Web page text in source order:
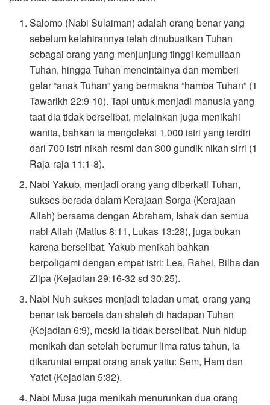
Salomo (Nabi Sulaiman) adalah orang benar yang
sebelum kelahirannya telah dinubuatkan Tuhan
sebagai orang yang menjunjung tinggi kemuliaan
Tuhan, hingga Tuhan mencintainya dan memberi
gelar “anak Tuhan” yang bermakna “hamba Tuhan” (1
Tawarikh 22:9-10). Tapi untuk menjadi manusia yang
taat dia tidak berselibat, melainkan juga menikahi
wanita, bahkan ia mengoleksi 1.000 istri yang terdiri
dari 700 istri nikah resmi dan 300 gundik nikah sirri (1
Raja-raja 11:1-8).
Nabi Yakub, menjadi orang yang diberkati Tuhan,
sukses berada dalam Kerajaan Sorga (Kerajaan
Allah) bersama dengan Abraham, Ishak dan semua
nabi Allah (Matius 8:11, Lukas 13:28), juga bukan
karena berselibat. Yakub menikah bahkan
berpoligami dengan empat istri: Lea, Rahel, Bilha dan
Zilpa (Kejadian 29:16-32 sd 30:25).
Nabi Nuh sukses menjadi teladan umat, orang yang
benar tak bercela dan shaleh di hadapan Tuhan
(Kejadian 6:9), meski ia tidak berselibat. Nuh hidup
menikah dan setelah berumur lima ratus tahun, ia
dikaruniai empat orang anak yaitu: Sem, Ham dan
Yafet (Kejadian 5:32).
Nabi Musa juga menikah menurunkan dua orang